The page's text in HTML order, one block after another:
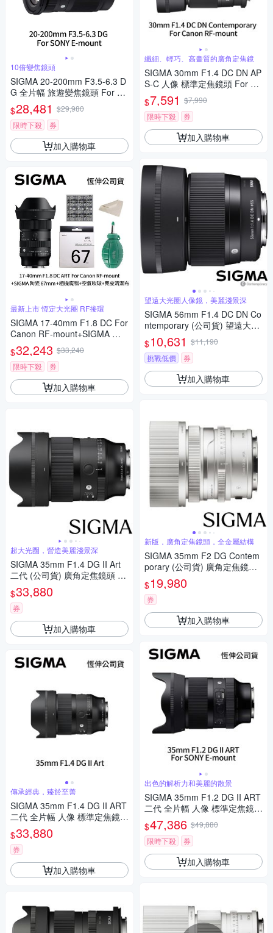
10倍變焦鏡頭
SIGMA 20-200mm F3.5-6.3 D
G 全片幅 旅遊變焦鏡頭 For S
ONY E-mount (公司貨)
$28,481 $29,980
限時下殺
券
加入購物車
最新上市 恆定大光圈 RF接環
SIGMA 17-40mm F1.8 DC For
Canon RF-mount+SIGMA 陶
瓷 67mm保護鏡+相機魔毯+BW
-130吹球+麂皮清潔布(公司貨)
$32,243 $33,240
限時下殺
券
加入購物車
超大光圈，營造美麗淺景深
SIGMA 35mm F1.4 DG II Art
二代 (公司貨) 廣角定焦鏡頭 人
像鏡 全片幅無反微單眼鏡頭
$33,880
券
加入購物車
傳承經典，臻於至善
SIGMA 35mm F1.4 DG II ART
二代 全片幅 人像 標準定焦鏡頭
(公司貨)
$33,880
券
加入購物車
纖細、輕巧、高畫質的廣角定焦鏡
SIGMA 30mm F1.4 DC DN AP
S-C 人像 標準定焦鏡頭 For Ca
non RF-mount (公司貨)
$7,591 $7,990
限時下殺
券
加入購物車
望遠大光圈人像鏡，美麗淺景深
SIGMA 56mm F1.4 DC DN Co
ntemporary (公司貨) 望遠大光
圈定焦鏡頭 人像鏡 APS-C 無反
微單眼專用鏡頭
$10,631 $11,190
挑戰低價
券
加入購物車
新版，廣角定焦鏡頭，全金屬結構
SIGMA 35mm F2 DG Contem
porary (公司貨) 廣角定焦鏡頭
全片幅無反微單眼鏡頭 i系列
$19,980
券
加入購物車
出色的解析力和美麗的散景
SIGMA 35mm F1.2 DG II ART
二代 全片幅 人像 標準定焦鏡頭
For SONY E-mount (公司貨)
$47,386 $49,880
限時下殺
券
加入購物車